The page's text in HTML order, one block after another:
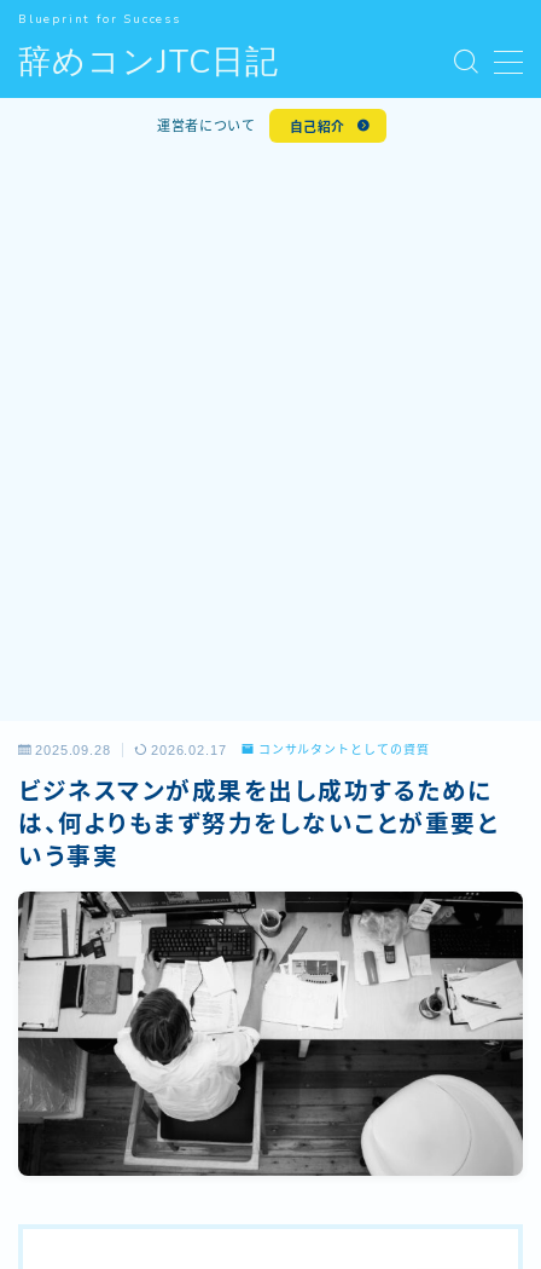
辞めコンJTC日記
Blueprint for Success
運営者について 自己紹介
2025.09.28 2026.02.17 コンサルタントとしての資質
ビジネスマンが成果を出し成功するために
は、何よりもまず努力をしないことが重要と
いう事実